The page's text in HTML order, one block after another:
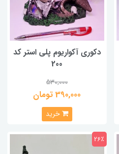
دکوری آکواریوم پلی استر کد
200
530,000
390,000 تومان
خرید
26٪